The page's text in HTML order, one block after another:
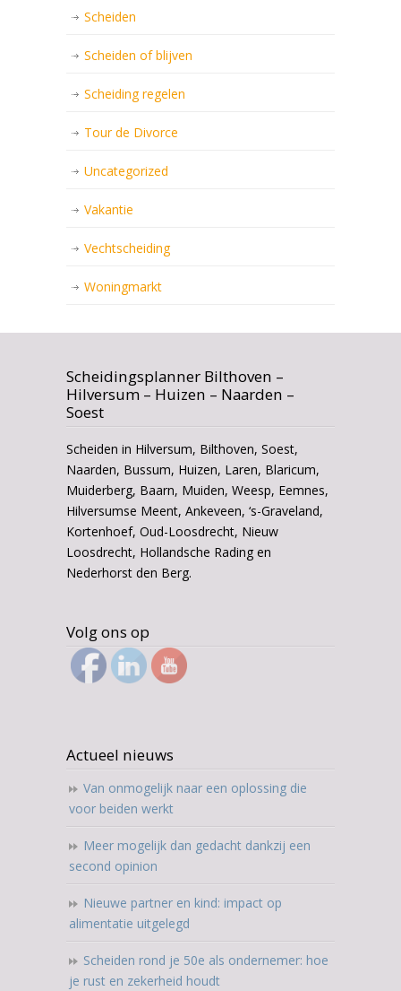
Scheiden
Scheiden of blijven
Scheiding regelen
Tour de Divorce
Uncategorized
Vakantie
Vechtscheiding
Woningmarkt
Scheidingsplanner Bilthoven –
Hilversum – Huizen – Naarden –
Soest
Scheiden in Hilversum, Bilthoven, Soest,
Naarden, Bussum, Huizen, Laren, Blaricum,
Muiderberg, Baarn, Muiden, Weesp, Eemnes,
Hilversumse Meent, Ankeveen, ‘s-Graveland,
Kortenhoef, Oud-Loosdrecht, Nieuw
Loosdrecht, Hollandsche Rading en
Nederhorst den Berg.
Volg ons op
Actueel nieuws
Van onmogelijk naar een oplossing die
voor beiden werkt
Meer mogelijk dan gedacht dankzij een
second opinion
Nieuwe partner en kind: impact op
alimentatie uitgelegd
Scheiden rond je 50e als ondernemer: hoe
je rust en zekerheid houdt